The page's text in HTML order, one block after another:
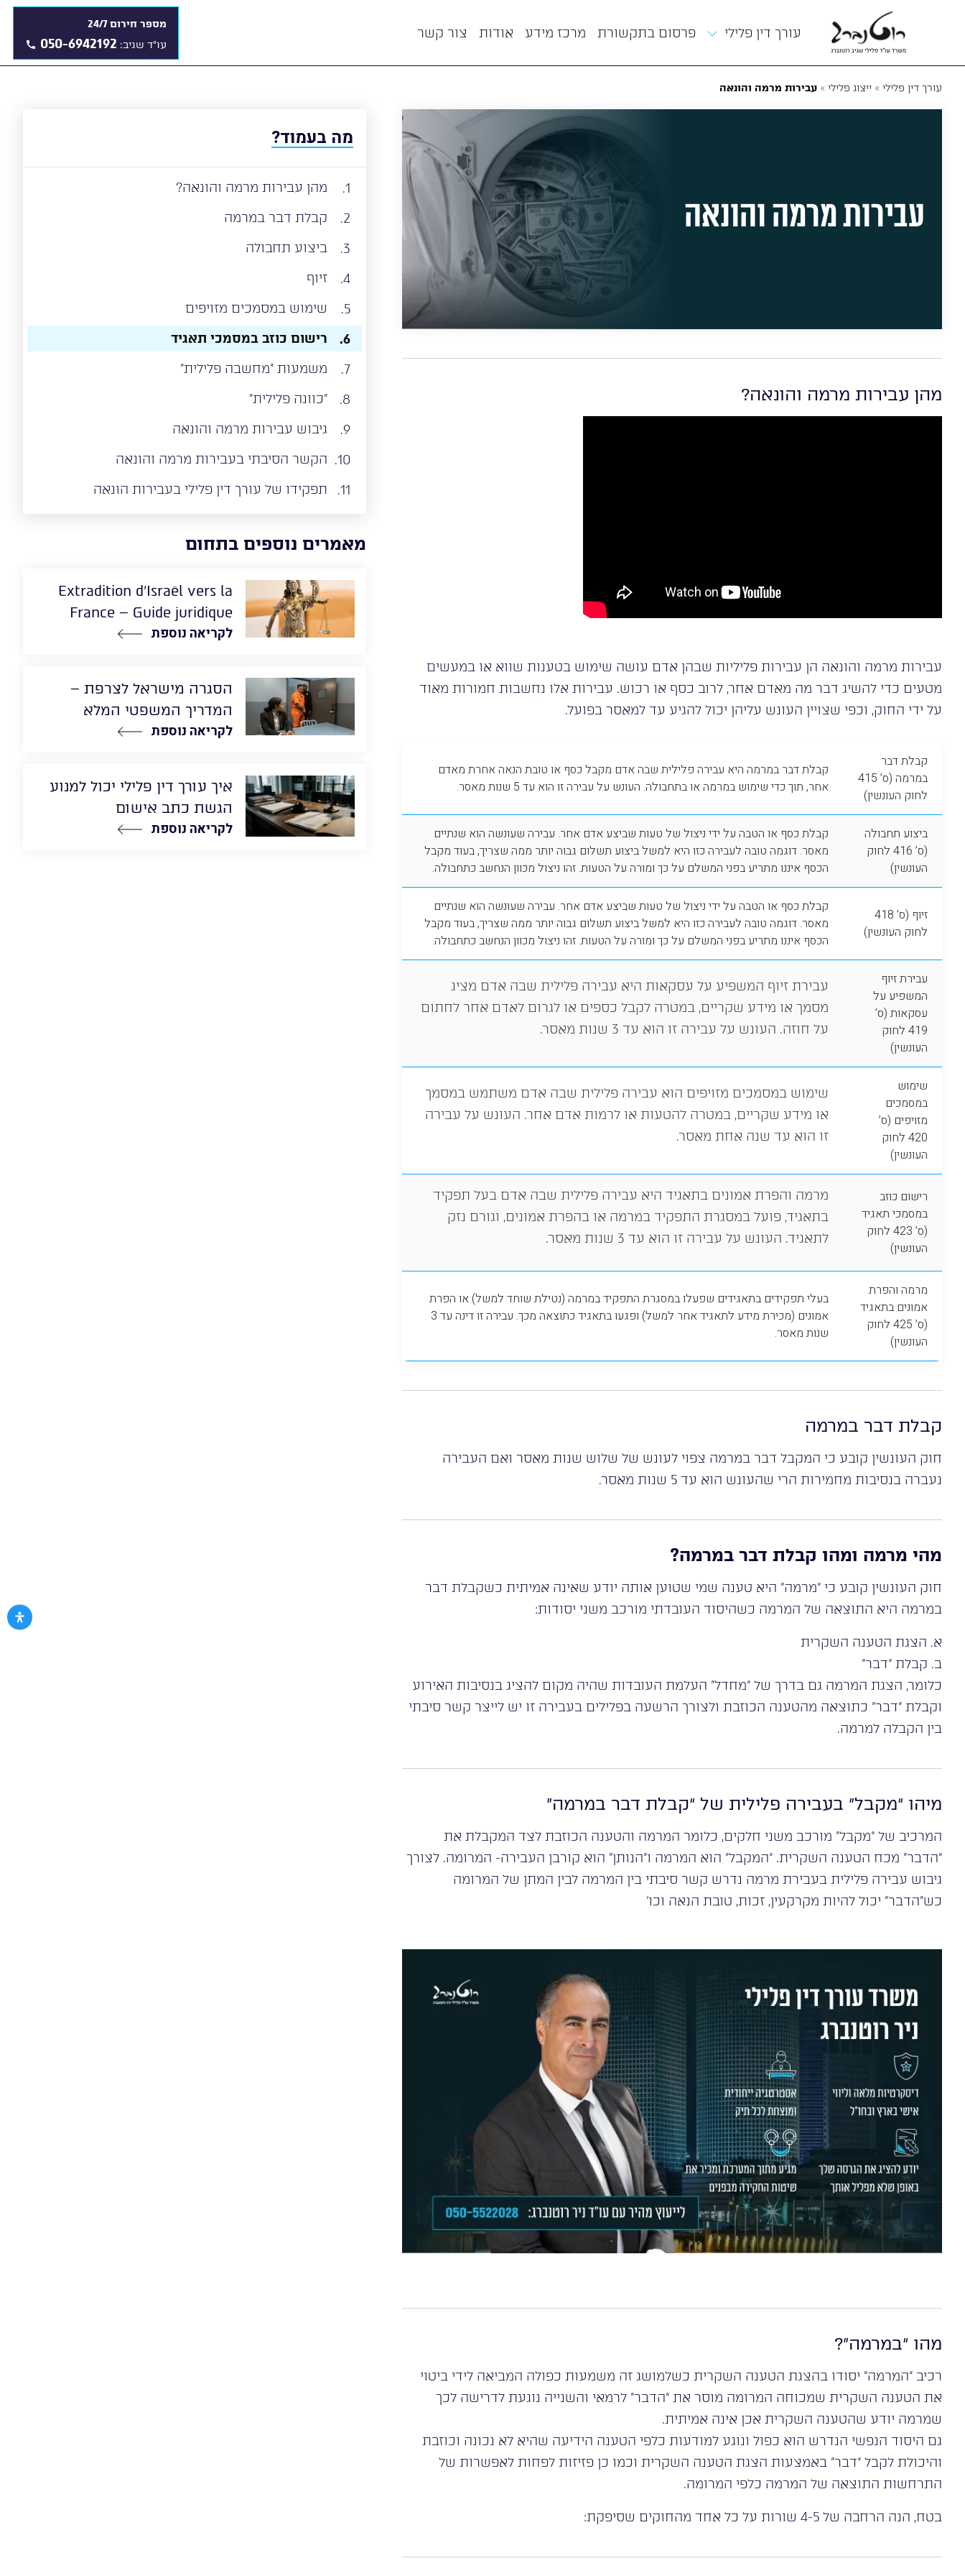
עורך דין פלילי פרסום בתקשורת מרכז מידע אודות צור קשר
מספר חירום 24/7
עו"ד שגיב: 050-6942192
עורך דין פלילי » ייצוג פלילי » עבירות מרמה והונאה
עבירות מרמה והונאה
מהן עבירות מרמה והונאה?
עבירות מרמה והונאה הן עבירות פליליות שבהן אדם עושה שימוש בטענות שווא או במעשים
מטעים כדי להשיג דבר מה מאדם אחר, לרוב כסף או רכוש. עבירות אלו נחשבות חמורות מאוד
על ידי החוק, וכפי שצויין העונש עליהן יכול להגיע עד למאסר בפועל.
קבלת דבר
במרמה (ס’ 415
לחוק העונשין)
קבלת דבר במרמה היא עבירה פלילית שבה אדם מקבל כסף או טובת הנאה אחרת מאדם
אחר, תוך כדי שימוש במרמה או בתחבולה. העונש על עבירה זו הוא עד 5 שנות מאסר.
ביצוע תחבולה
(ס’ 416 לחוק
העונשין)
קבלת כסף או הטבה על ידי ניצול של טעות שביצע אדם אחר. עבירה שעונשה הוא שנתיים
מאסר. דוגמה טובה לעבירה כזו היא למשל ביצוע תשלום גבוה יותר ממה שצריך, בעוד מקבל
הכסף איננו מתריע בפני המשלם על כך ומורה על הטעות. זהו ניצול מכוון הנחשב כתחבולה.
זיוף (ס’ 418
לחוק העונשין)
קבלת כסף או הטבה על ידי ניצול של טעות שביצע אדם אחר. עבירה שעונשה הוא שנתיים
מאסר. דוגמה טובה לעבירה כזו היא למשל ביצוע תשלום גבוה יותר ממה שצריך, בעוד מקבל
הכסף איננו מתריע בפני המשלם על כך ומורה על הטעות. זהו ניצול מכוון הנחשב כתחבולה.
עבירת זיוף
המשפיע על
עסקאות (ס’
419 לחוק
העונשין)
עבירת זיוף המשפיע על עסקאות היא עבירה פלילית שבה אדם מציג
מסמך או מידע שקריים, במטרה לקבל כספים או לגרום לאדם אחר לחתום
על חוזה. העונש על עבירה זו הוא עד 3 שנות מאסר.
שימוש
במסמכים
מזויפים (ס’
420 לחוק
העונשין)
שימוש במסמכים מזויפים הוא עבירה פלילית שבה אדם משתמש במסמך
או מידע שקריים, במטרה להטעות או לרמות אדם אחר. העונש על עבירה
זו הוא עד שנה אחת מאסר.
רישום כוזב
במסמכי תאגיד
(ס’ 423 לחוק
העונשין)
מרמה והפרת אמונים בתאגיד היא עבירה פלילית שבה אדם בעל תפקיד
בתאגיד, פועל במסגרת התפקיד במרמה או בהפרת אמונים, וגורם נזק
לתאגיד. העונש על עבירה זו הוא עד 3 שנות מאסר.
מרמה והפרת
אמונים בתאגיד
(ס’ 425 לחוק
העונשין)
בעלי תפקידים בתאגידים שפעלו במסגרת התפקיד במרמה (נטילת שוחד למשל) או הפרת
אמונים (מכירת מידע לתאגיד אחר למשל) ופגעו בתאגיד כתוצאה מכך. עבירה זו דינה עד 3
שנות מאסר.
קבלת דבר במרמה
חוק העונשין קובע כי המקבל דבר במרמה צפוי לעונש של שלוש שנות מאסר ואם העבירה
נעברה בנסיבות מחמירות הרי שהעונש הוא עד 5 שנות מאסר.
מהי מרמה ומהו קבלת דבר במרמה?
חוק העונשין קובע כי “מרמה” היא טענה שמי שטוען אותה יודע שאינה אמיתית כשקבלת דבר
במרמה היא התוצאה של המרמה כשהיסוד העובדתי מורכב משני יסודות:
א. הצגת הטענה השקרית
ב. קבלת “דבר”
כלומר, הצגת המרמה גם בדרך של “מחדל” העלמת העובדות שהיה מקום להציג בנסיבות האירוע
וקבלת “דבר” כתוצאה מהטענה הכוזבת ולצורך הרשעה בפלילים בעבירה זו יש לייצר קשר סיבתי
בין הקבלה למרמה.
מיהו “מקבל” בעבירה פלילית של “קבלת דבר במרמה”
המרכיב של “מקבל” מורכב משני חלקים, כלומר המרמה והטענה הכוזבת לצד המקבלת את
“הדבר” מכח הטענה השקרית. “המקבל” הוא המרמה ו”הנותן” הוא קורבן העבירה- המרומה. לצורך
גיבוש עבירה פלילית בעבירת מרמה נדרש קשר סיבתי בין המרמה לבין המתן של המרומה
כש”הדבר” יכול להיות מקרקעין, זכות, טובת הנאה וכו’
מהו “במרמה”?
רכיב “המרמה” יסודו בהצגת הטענה השקרית כשלמושג זה משמעות כפולה המביאה לידי ביטוי
את הטענה השקרית שמכוחה המרומה מוסר את “הדבר” לרמאי והשנייה נוגעת לדרישה לכך
שמרמה יודע שהטענה השקרית אכן אינה אמיתית.
גם היסוד הנפשי הנדרש הוא כפול ונוגע למודעות כלפי הטענה הידיעה שהיא לא נכונה וכוזבת
והיכולת לקבל “דבר” באמצעות הצגת הטענה השקרית וכמו כן פזיזות לפחות לאפשרות של
התרחשות התוצאה של המרמה כלפי המרומה.
בטח, הנה הרחבה של 4-5 שורות על כל אחד מהחוקים שסיפקת:
מה בעמוד?
1.
מהן עבירות מרמה והונאה?
2.
קבלת דבר במרמה
3.
ביצוע תחבולה
4.
זיוף
5.
שימוש במסמכים מזויפים
6.
רישום כוזב במסמכי תאגיד
7.
משמעות "מחשבה פלילית"
8.
"כוונה פלילית"
9.
גיבוש עבירות מרמה והונאה
10.
הקשר הסיבתי בעבירות מרמה והונאה
11.
תפקידו של עורך דין פלילי בעבירות הונאה
מאמרים נוספים בתחום
Extradition d’Israël vers la
France – Guide juridique
complet
לקריאה נוספת
הסגרה מישראל לצרפת –
המדריך המשפטי המלא
לקריאה נוספת
איך עורך דין פלילי יכול למנוע
הגשת כתב אישום
לקריאה נוספת